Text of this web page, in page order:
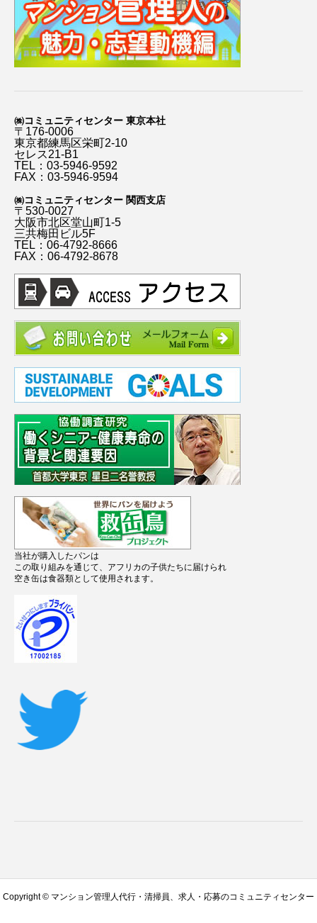
㈱コミュニティセンター 東京本社
〒176-0006
東京都練馬区栄町2-10
セレス21-B1
TEL：03-5946-9592
FAX：03-5946-9594
㈱コミュニティセンター 関西支店
〒530-0027
大阪市北区堂山町1-5
三共梅田ビル5F
TEL：06-4792-8666
FAX：06-4792-8678
当社が購入したパンは
この取り組みを通じて、アフリカの子供たちに届けられ
空き缶は食器類として使用されます。
Copyright © マンション管理人代行・清掃員、求人・応募のコミュニティセンター